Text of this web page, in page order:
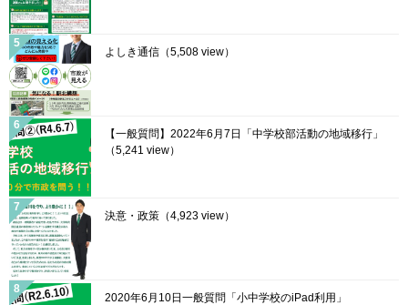
よしき通信 （5,508 view）
【一般質問】2022年6月7日「中学校部活動の地域移行」
（5,241 view）
決意・政策 （4,923 view）
2020年6月10日一般質問「小中学校のiPad利用」